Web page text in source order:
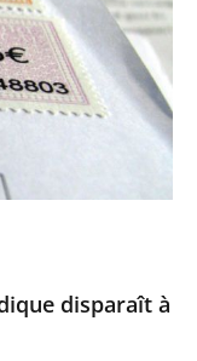
disparaît à